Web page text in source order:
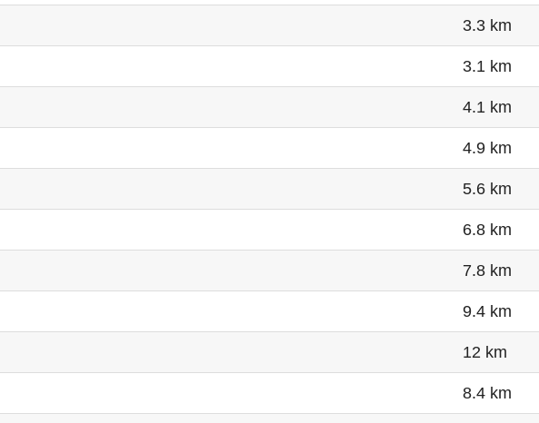
3.3 km
3.1 km
4.1 km
4.9 km
5.6 km
6.8 km
7.8 km
9.4 km
12 km
8.4 km